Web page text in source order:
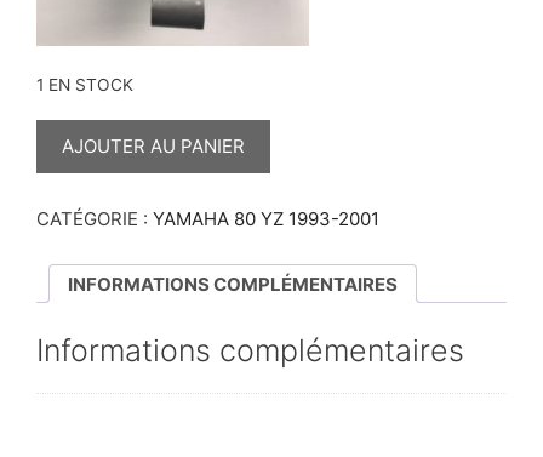
1 EN STOCK
QUANTITÉ
AJOUTER AU PANIER
CATÉGORIE : YAMAHA 80 YZ 1993-2001
INFORMATIONS COMPLÉMENTAIRES
Informations complémentaires